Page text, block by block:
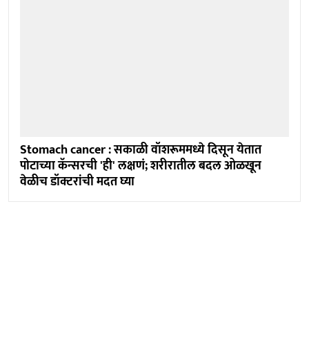
Stomach cancer : सकाळी वॉशरूममध्ये दिसून येतात
पोटाच्या कॅन्सरची 'ही' लक्षणं; शरीरातील बदल ओळखून
वेळीच डॉक्टरांची मदत घ्या